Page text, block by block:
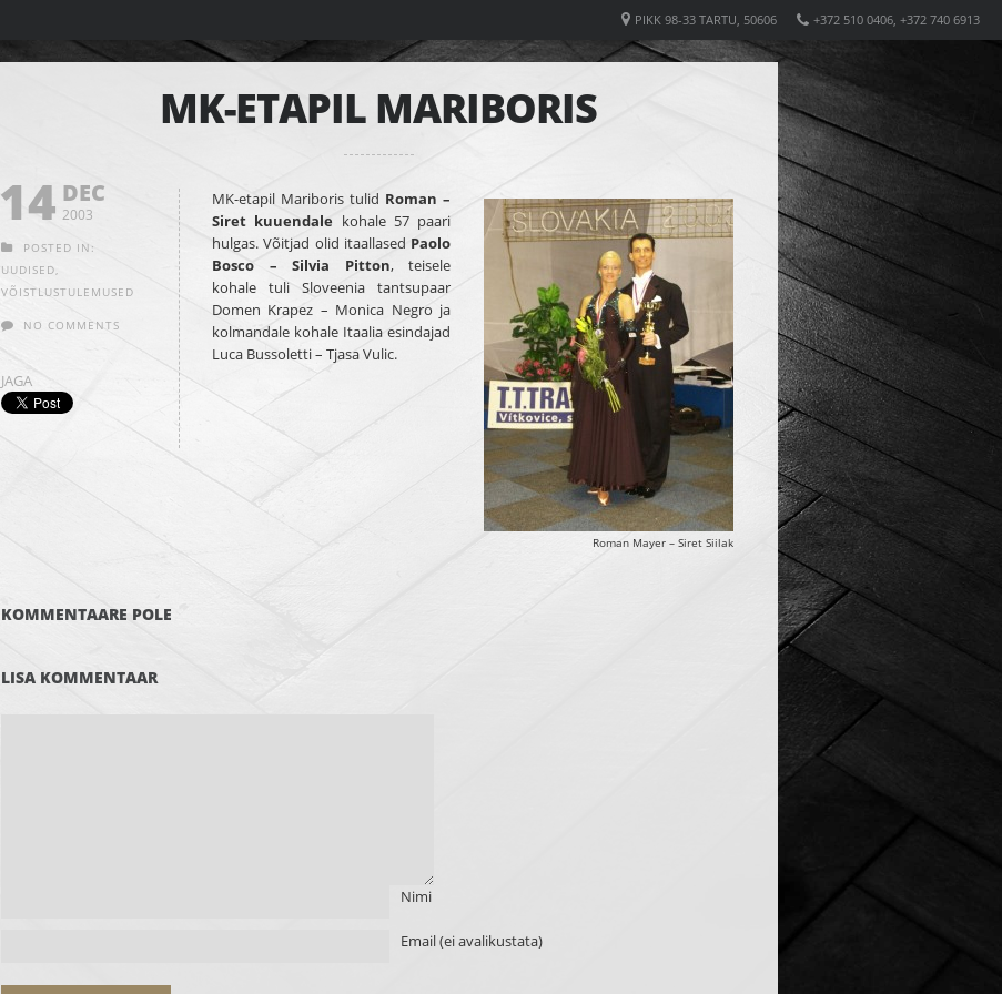
+372 510 0406, +372 740 6913
PIKK 98-33 TARTU, 50606
MK-ETAPIL MARIBORIS
14 DEC
2003
POSTED IN:
UUDISED,
VÕISTLUSTULEMUSED
NO COMMENTS
JAGA
Roman Mayer – Siret Siilak
MK-etapil Mariboris tulid Roman –
Siret kuuendale kohale 57 paari
hulgas. Võitjad olid itaallased Paolo
Bosco – Silvia Pitton, teisele
kohale tuli Sloveenia tantsupaar
Domen Krapez – Monica Negro ja
kolmandale kohale Itaalia esindajad
Luca Bussoletti – Tjasa Vulic.
KOMMENTAARE POLE
LISA KOMMENTAAR
Nimi
Email (ei avalikustata)